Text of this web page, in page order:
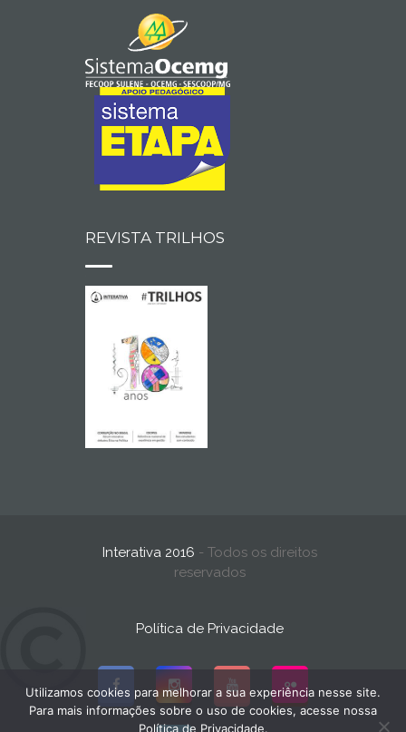
REVISTA TRILHOS
Interativa 2016 - Todos os direitos
reservados
Política de Privacidade
Utilizamos cookies para melhorar a sua experiência nesse site.
Para mais informações sobre o uso de cookies, acesse nossa
Política de Privacidade.